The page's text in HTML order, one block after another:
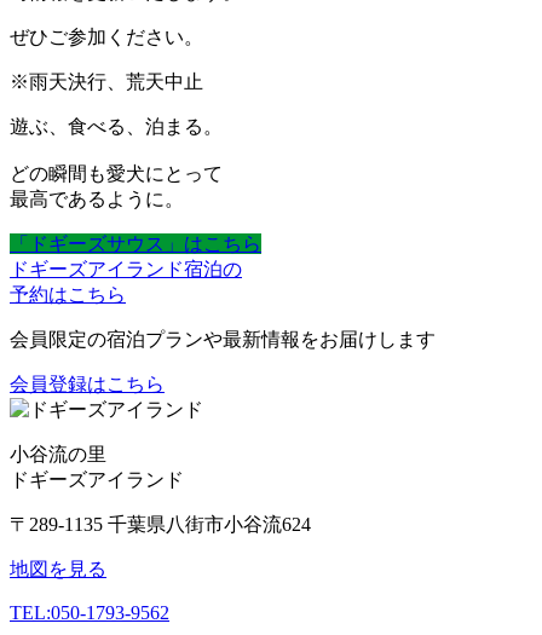
ぜひご参加ください。
※雨天決行、荒天中止
遊ぶ、食べる、泊まる。
どの瞬間も愛犬にとって
最高であるように。
「ドギーズサウス」はこちら
ドギーズアイランド宿泊の
予約はこちら
会員限定の宿泊プランや最新情報をお届けします
会員登録はこちら
小谷流の里
ドギーズアイランド
〒289-1135 千葉県八街市小谷流624
地図を見る
TEL:050-1793-9562